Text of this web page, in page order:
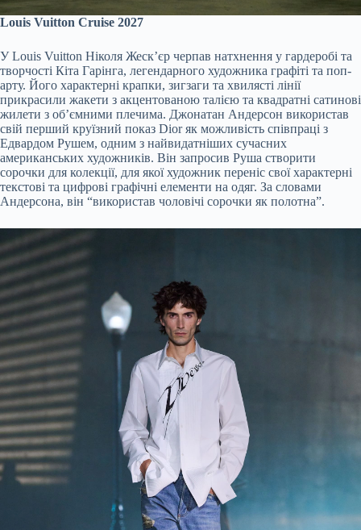
Louis Vuitton Cruise 2027
У Louis Vuitton Ніколя Жеск’єр черпав натхнення у гардеробі та
творчості Кіта Гарінга, легендарного художника графіті та поп-
арту. Його характерні крапки, зигзаги та хвилясті лінії
прикрасили жакети з акцентованою талією та квадратні сатинові
жилети з об’ємними плечима. Джонатан Андерсон використав
свій перший круїзний показ Dior як можливість співпраці з
Едвардом Рушем, одним з найвидатніших сучасних
американських художників. Він запросив Руша створити
сорочки для колекції, для якої художник переніс свої характерні
текстові та цифрові графічні елементи на одяг. За словами
Андерсона, він “використав чоловічі сорочки як полотна”.